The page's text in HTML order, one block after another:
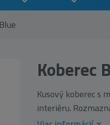
Koberec
Kusový koberec s
interiéru.